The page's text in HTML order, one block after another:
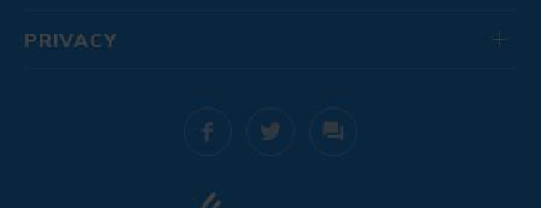
PRIVACY